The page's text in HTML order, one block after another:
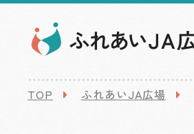
TOP ふれあいJA広場